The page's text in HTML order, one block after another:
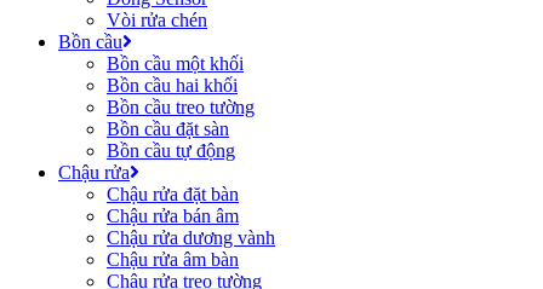
Vòi rửa chén
Bồn cầu
Bồn cầu một khối
Bồn cầu hai khối
Bồn cầu treo tường
Bồn cầu đặt sàn
Bồn cầu tự động
Chậu rửa
Chậu rửa đặt bàn
Chậu rửa bán âm
Chậu rửa dương vành
Chậu rửa âm bàn
Chậu rửa treo tường